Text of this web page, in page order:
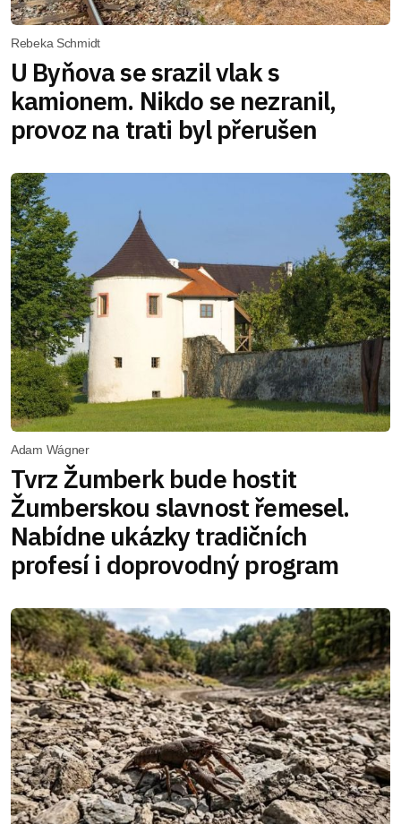
Rebeka Schmidt
U Byňova se srazil vlak s
kamionem. Nikdo se nezranil,
provoz na trati byl přerušen
Adam Wágner
Tvrz Žumberk bude hostit
Žumberskou slavnost řemesel.
Nabídne ukázky tradičních
profesí i doprovodný program